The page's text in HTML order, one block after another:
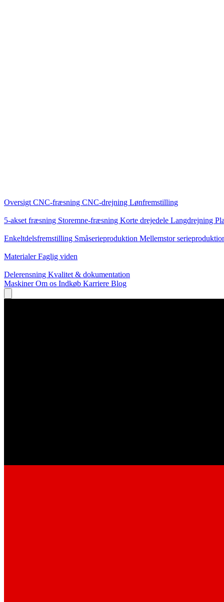
Oversigt CNC-fræsning CNC-drejning Lønfremstilling
5-akset fræsning Storemne-fræsning Korte drejedele Langdrejning
Enkeltdelsfremstilling Småserieproduktion Mellemstor
MaterialerFaglig viden
Delerensning Kvalitet & dokumentation
MaskinerOm os Indkøb Karriere Blog